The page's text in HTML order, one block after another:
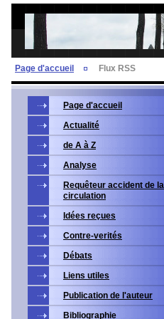
Page d'accueil Flux RSS
Page d'accueil
Actualité
de A à Z
Analyse
Requêteur accident de la
circulation
Idées reçues
Contre-verités
Débats
Liens utiles
Publication de l'auteur
Bibliographie